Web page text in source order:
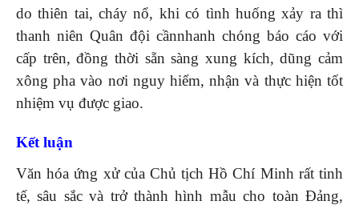
do thiên tai, cháy nổ, khi có tình huống xảy ra thì
thanh niên Quân đội cầnnhanh chóng báo cáo với
cấp trên, đồng thời sẵn sàng xung kích, dũng cảm
xông pha vào nơi nguy hiểm, nhận và thực hiện tốt
nhiệm vụ được giao.
Kết luận
Văn hóa ứng xử của Chủ tịch Hồ Chí Minh rất tinh
tế, sâu sắc và trở thành hình mẫu cho toàn Đảng,